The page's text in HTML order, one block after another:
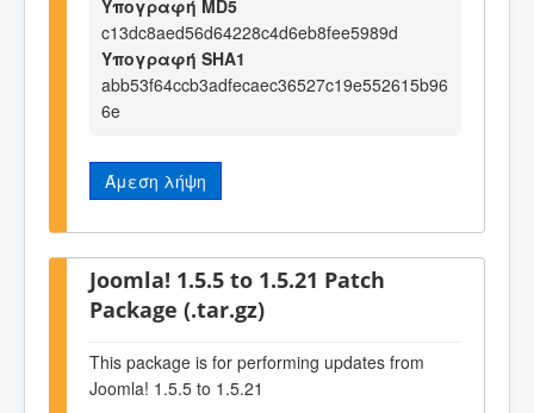
Υπογραφή MD5
c13dc8aed56d64228c4d6eb8fee5989d
Υπογραφή SHA1
abb53f64ccb3adfecaec36527c19e552615b96
6e
Άμεση λήψη
Joomla! 1.5.5 to 1.5.21 Patch
Package (.tar.gz)
This package is for performing updates from
Joomla! 1.5.5 to 1.5.21